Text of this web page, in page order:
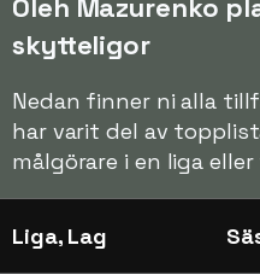
Oleh Mazurenko
skytteligor
Nedan finner ni alla
har varit del av
målgörare i en liga
Liga, Lag